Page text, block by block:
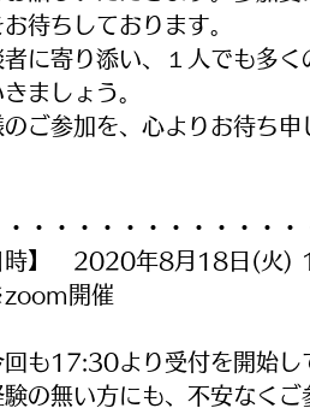
待ちしております。
者に寄り添い、１人でも多
ましょう。
のご参加を、心よりお待ち申
・・・・・・・・・・・・
時】　2020年8月18日(火
開催
も17:30より受付を開始し
験の無い方にも、不安なく